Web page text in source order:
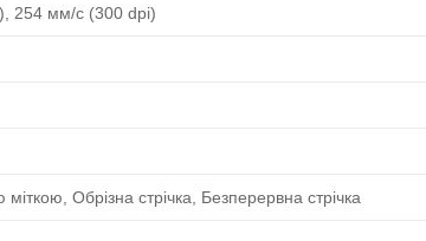
254 мм/с (300 dpi)
міткою, Обрізна стрічка, Безперервна стрічка